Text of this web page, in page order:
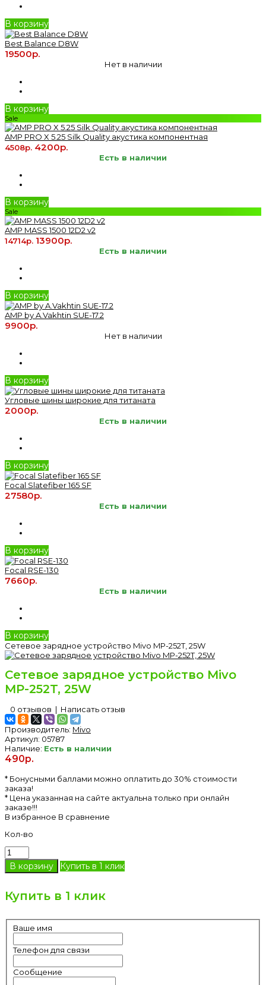
В корзину
Best Balance D8W
19500р.
Нет в наличии
В корзину
Sale
AMP PRO X 5.25 Silk Quality акустика компонентная
4508р. 4200р.
Есть в наличии
В корзину
Sale
AMP MASS 1500 12D2 v2
14714р. 13900р.
Есть в наличии
В корзину
AMP by A.Vakhtin SUE-17.2
9900р.
Нет в наличии
В корзину
Угловые шины широкие для титаната
2000р.
Есть в наличии
В корзину
Focal Slatefiber 165 SF
27580р.
Есть в наличии
В корзину
Focal RSE-130
7660р.
Есть в наличии
В корзину
Сетевое зарядное устройство Mivo MP-252T, 25W
Сетевое зарядное устройство Mivo
MP-252T, 25W
0 отзывов | Написать отзыв
Производитель: Mivo
Артикул: 05787
Наличие: Есть в наличии
490р.
* Бонусными баллами можно оплатить до 30% стоимости
заказа!
* Цена указанная на сайте актуальна только при онлайн
заказе!!!
В избранное В сравнение
Кол-во
Купить в 1 клик
Купить в 1 клик
Ваше имя
Телефон для связи
Сообщение